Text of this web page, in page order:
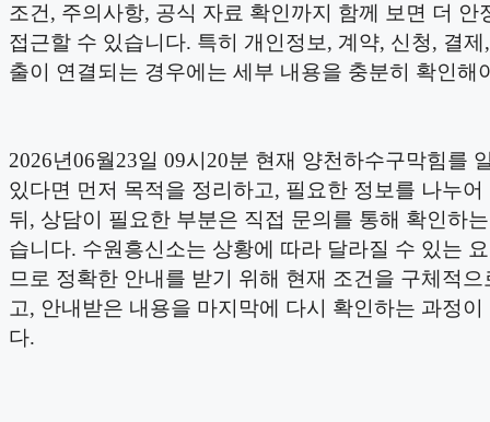
조건, 주의사항, 공식 자료 확인까지 함께 보면 더 안
접근할 수 있습니다. 특히 개인정보, 계약, 신청, 결제
출이 연결되는 경우에는 세부 내용을 충분히 확인해
2026년06월23일 09시20분 현재 양천하수구막힘를
있다면 먼저 목적을 정리하고, 필요한 정보를 나누어
뒤, 상담이 필요한 부분은 직접 문의를 통해 확인하
습니다. 수원흥신소는 상황에 따라 달라질 수 있는
므로 정확한 안내를 받기 위해 현재 조건을 구체적으
고, 안내받은 내용을 마지막에 다시 확인하는 과정이
다.